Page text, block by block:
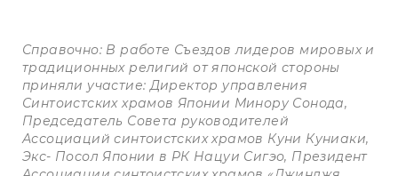
Справочно: В работе Съездов лидеров мировых и
традиционных религий от японской стороны
приняли участие: Директор управления
Синтоистских храмов Японии Минору Сонода,
Председатель Совета руководителей
Ассоциаций синтоистских храмов Куни Куниаки,
Экс- Посол Японии в РК Нацуи Сигэо, Президент